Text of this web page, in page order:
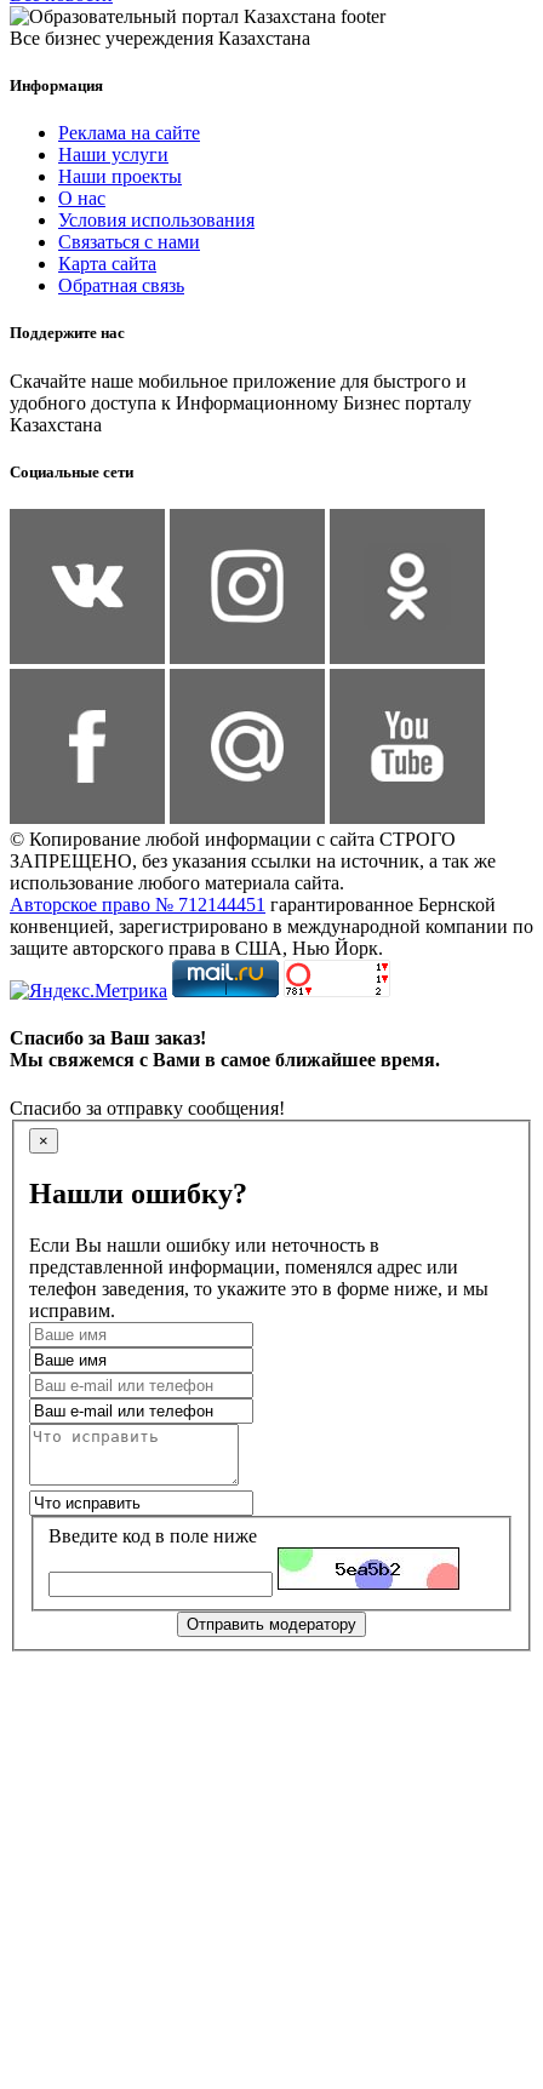
Все бизнес учереждения Казахстана
Информация
Реклама на сайте
Наши услуги
Наши проекты
О нас
Условия использования
Связаться с нами
Карта сайта
Обратная связь
Поддержите нас
Скачайте наше мобильное приложение для быстрого и
удобного доступа к Информационному Бизнес порталу
Казахстана
Социальные сети
© Копирование любой информации с сайта СТРОГО
ЗАПРЕЩЕНО, без указания ссылки на источник, а так же
использование любого материала сайта.
Авторское право № 712144451 гарантированное Бернской
конвенцией, зарегистрировано в международной компании по
защите авторского права в США, Нью Йорк.
Спасибо за Ваш заказ!
Мы свяжемся с Вами в самое ближайшее время.
Спасибо за отправку сообщения!
×
Нашли ошибку?
Если Вы нашли ошибку или неточность в
представленной информации, поменялся адрес или
телефон заведения, то укажите это в форме ниже, и мы
исправим.
Введите код в поле ниже
Отправить модератору